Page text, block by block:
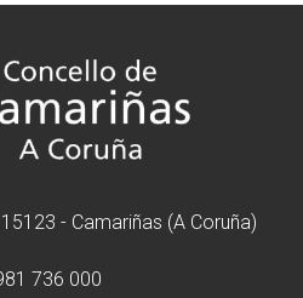
- Camariñas (A Coruña)
736 000